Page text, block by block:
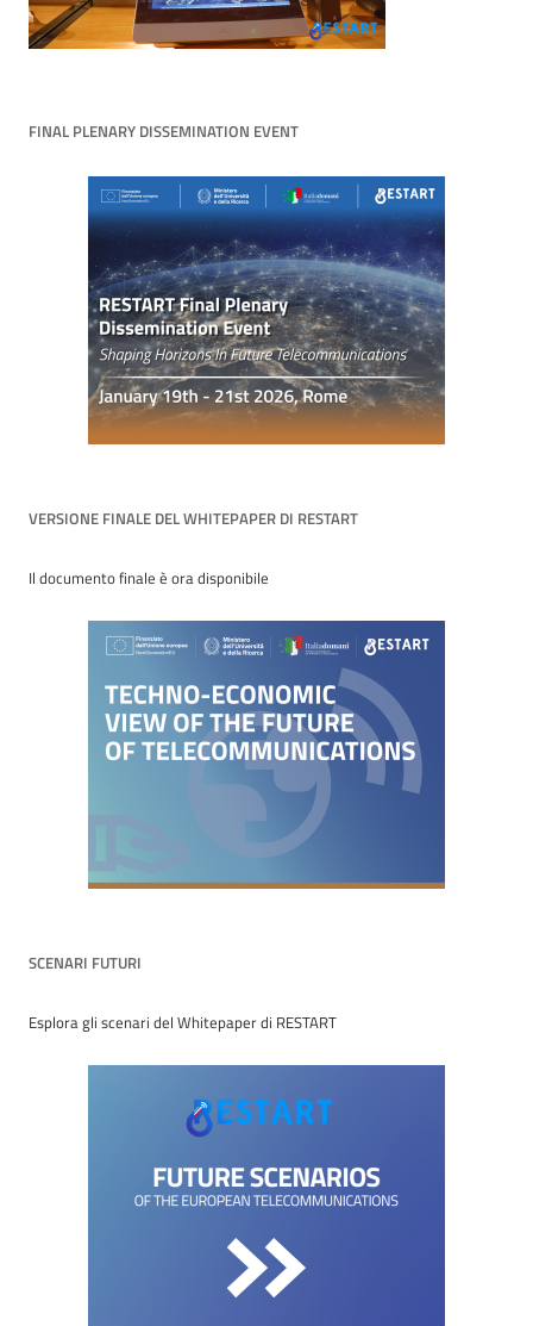
FINAL PLENARY DISSEMINATION EVENT
VERSIONE FINALE DEL WHITEPAPER DI RESTART
Il documento finale è ora disponibile
SCENARI FUTURI
Esplora gli scenari del Whitepaper di RESTART